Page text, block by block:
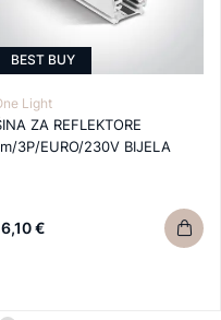
BEST BUY
Light
ZA REFLEKTORE
3P/EURO/230V BIJELA
€